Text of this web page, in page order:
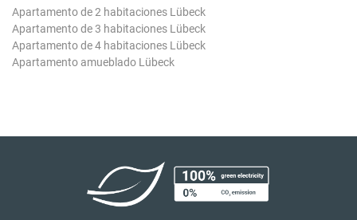
Apartamento de 2 habitaciones Lübeck
Apartamento de 3 habitaciones Lübeck
Apartamento de 4 habitaciones Lübeck
Apartamento amueblado Lübeck